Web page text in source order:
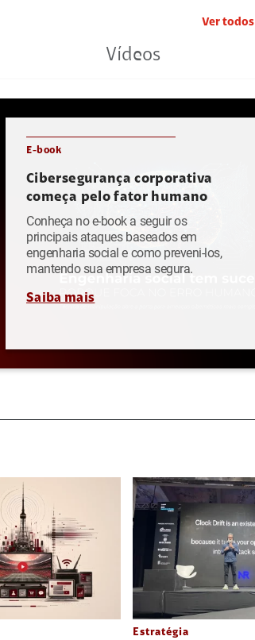
Ver todos
Vídeos
E-book
Cibersegurança corporativa
começa pelo fator humano
Conheça no e-book a seguir os
principais ataques baseados em
engenharia social e como preveni-los,
mantendo sua empresa segura.
Saiba mais
Estratégia